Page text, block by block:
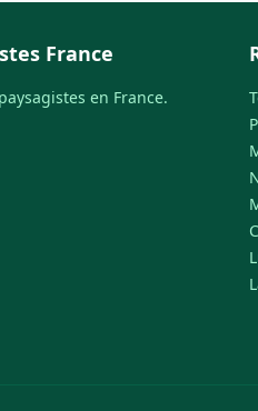
France
en France.